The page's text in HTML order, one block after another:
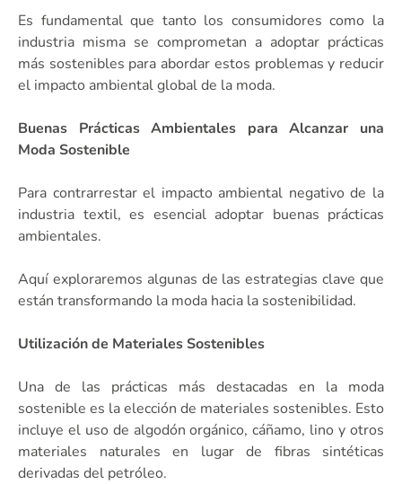
Es fundamental que tanto los consumidores como la
industria misma se comprometan a adoptar prácticas
más sostenibles para abordar estos problemas y reducir
el impacto ambiental global de la moda.
Buenas Prácticas Ambientales para Alcanzar una
Moda Sostenible
Para contrarrestar el impacto ambiental negativo de la
industria textil, es esencial adoptar buenas prácticas
ambientales.
Aquí exploraremos algunas de las estrategias clave que
están transformando la moda hacia la sostenibilidad.
Utilización de Materiales Sostenibles
Una de las prácticas más destacadas en la moda
sostenible es la elección de materiales sostenibles. Esto
incluye el uso de algodón orgánico, cáñamo, lino y otros
materiales naturales en lugar de fibras sintéticas
derivadas del petróleo.